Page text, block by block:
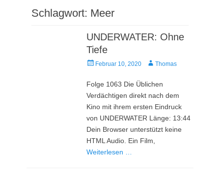
Schlagwort: Meer
UNDERWATER: Ohne
Tiefe
Veröffentlicht
Februar 10, 2020 AutorThomas
Folge 1063 Die Üblichen
Verdächtigen direkt nach dem
Kino mit ihrem ersten Eindruck
von UNDERWATER Länge: 13:44
Dein Browser unterstützt keine
HTML Audio. Ein Film,
Weiterlesen …